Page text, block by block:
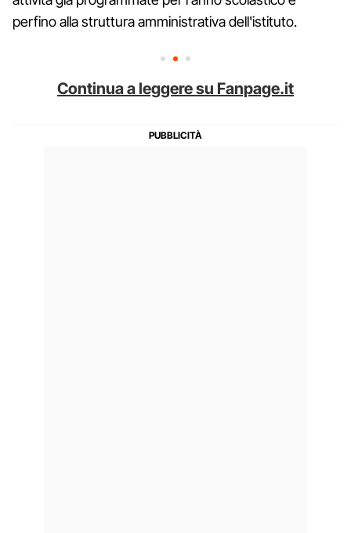
perfino alla struttura amministrativa dell'istituto.
Continua a leggere su Fanpage.it